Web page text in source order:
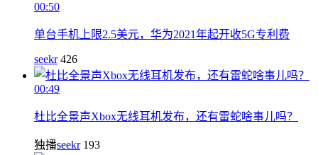
00:50
单台手机上限2.5美元，华为2021年起开收5G专利费
seekr 426
00:49
杜比全景声Xbox无线耳机发布，还有雷蛇啥事儿吗？
独播seekr 193